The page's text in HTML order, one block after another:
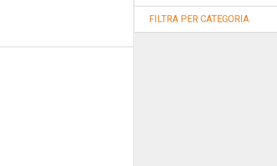
FILTRA PER CATEGORIA